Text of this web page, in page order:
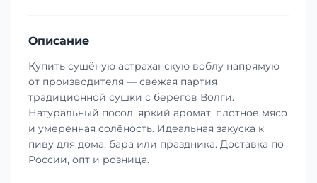
Описание
Купить сушёную астраханскую воблу напрямую
от производителя — свежая партия
традиционной сушки с берегов Волги.
Натуральный посол, яркий аромат, плотное мясо
и умеренная солёность. Идеальная закуска к
пиву для дома, бара или праздника. Доставка по
России, опт и розница.